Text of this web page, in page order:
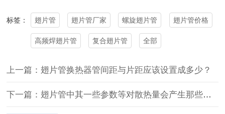
标签： 翅片管 翅片管厂家 螺旋翅片管 翅片管价格
高频焊翅片管 复合翅片管 全部
上一篇：翅片管换热器管间距与片距应该设置成多少？
下一篇：翅片管中其一些参数等对散热量会产生那些影响？